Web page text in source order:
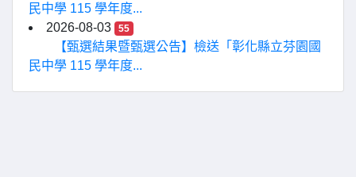
民中學 115 學年度...
2026-08-03
55
【甄選結果暨甄選公告】檢送「彰化縣立芬園國
民中學 115 學年度...